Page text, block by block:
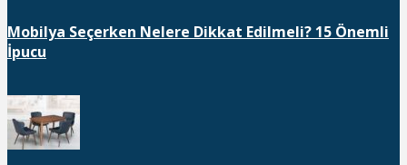
Mobilya Seçerken Nelere Dikkat Edilmeli? 15 Önemli
İpucu